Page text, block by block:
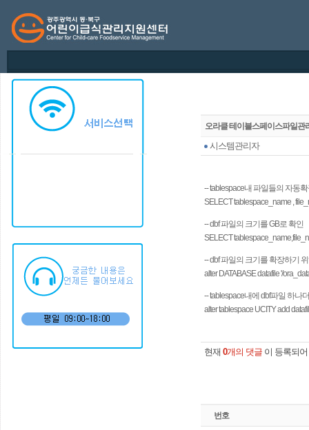
오라클 테이블스페이스파일관
시스템관리자
-- tablespace내 파일들의 자동
SELECT tablespace_name ,
-- dbf 파일의 크기를 GB로 확인
SELECT
-- dbf 파일의 크기를 확장하기
alter DATABASE datafile '/
-- tablespace내에 dbf파일 하나
alter tablespace UCITY add
현재 0개의 댓글 이 등록되
번호